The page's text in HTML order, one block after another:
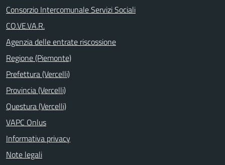
Consorzio Intercomunale Servizi Sociali
CO.VE.VA.R.
Agenzia delle entrate riscossione
Regione (Piemonte)
Prefettura (Vercelli)
Provincia (Vercelli)
Questura (Vercelli)
VAPC Onlus
Informativa privacy
Note legali